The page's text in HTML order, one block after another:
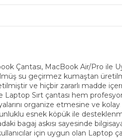
Çantası, MacBook Air/Pro ile
su geçirmez kumaştan
ve hiçbir zararlı madde
Laptop Sırt çantası hem
organize etmesine ve
esnek köpük ile
bagaj askısı sayesinde
için uygun olan Laptop